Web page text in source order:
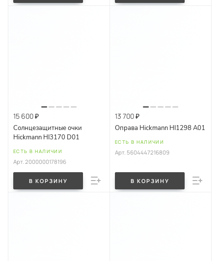
15 600 ₽
Солнцезащитные очки
Hickmann HI3170 D01
ЕСТЬ В НАЛИЧИИ
Арт. 2000000178196
В КОРЗИНУ
13 700 ₽
Оправа Hickmann HI1298 A01
ЕСТЬ В НАЛИЧИИ
Арт. 5604447216809
В КОРЗИНУ